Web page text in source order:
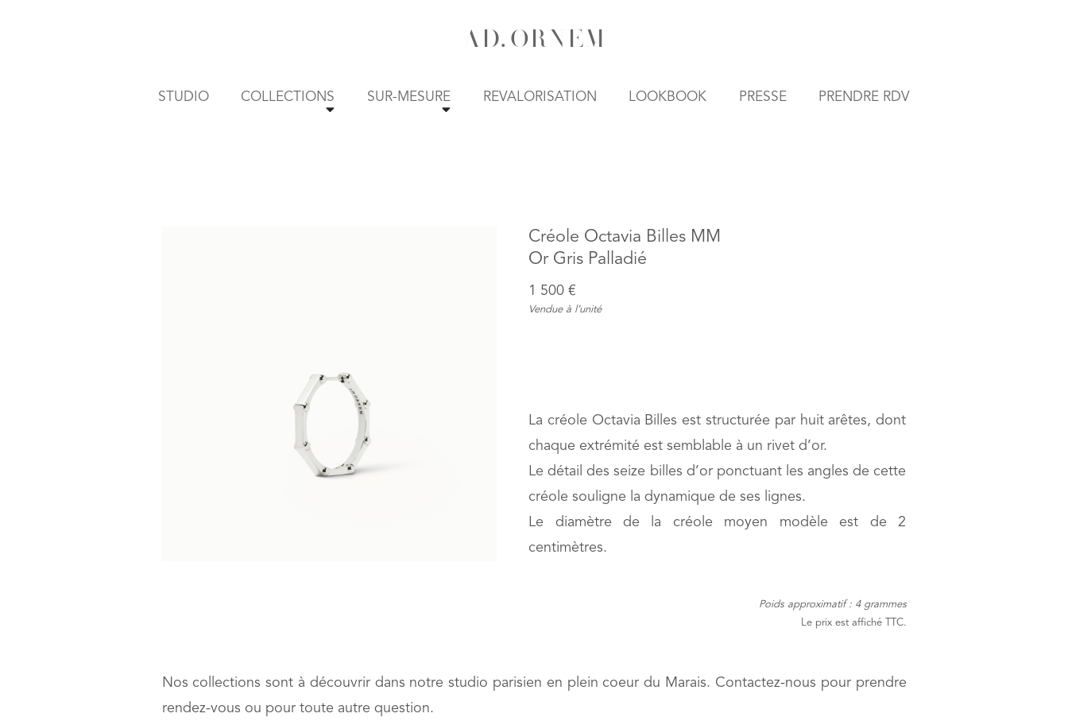
A D. O R N EM
STUDIO COLLECTIONS SUR-MESURE REVALORISATION LOOKBOOK PRESSE PRENDRE RDV
Créole Octavia Billes MM
Or Gris Palladié
1 500 €
Vendue à l’unité
La créole Octavia Billes est structurée par huit arêtes, dont
chaque extrémité est semblable à un rivet d’or.
Le détail des seize billes d’or ponctuant les angles de cette
créole souligne la dynamique de ses lignes.
Le diamètre de la créole moyen modèle est de 2
centimètres.
Poids approximatif : 4 grammes
Le prix est affiché TTC.
Nos collections sont à découvrir dans notre studio parisien en plein coeur du Marais. Contactez-nous pour prendre
rendez-vous ou pour toute autre question.